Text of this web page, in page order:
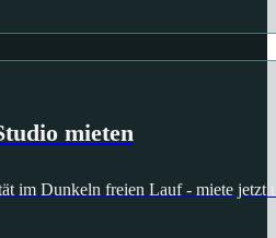
mieten
im Dunkeln freien Lauf - miete jetzt